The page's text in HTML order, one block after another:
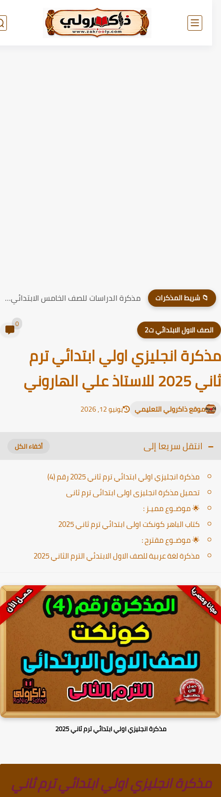
📁 شريط المذكرات مذكرة الدراسات للصف الخامس الابتدائي الترم الاول 2026
الاول الابتدائي ت2
انجليزي اولي ابتدائي ترم
علي الهاروني
موقع ذاكرولي التعليمي يونيو 12, 2026
انتقل سريعا إلى
مذكرة انجليزي اولي ابتدائي ترم ثاني 2025 رقم (4)
تحميل مذكرة انجليزى اولى ابتدائى ترم ثانى
🌟 موضـوع مميـز :
كتاب الباهر كونكت اولى ابتدائي ترم ثاني 2025
🌟 موضـوع مقترح :
مذكرة لغة عربية للصف الاول الابتدئي الترم الثاني 2025
مذكرة انجليزي اولي ابتدائي ترم ثاني 2025
مذكرة انجليزي اولي ابتدائي ترم ثاني